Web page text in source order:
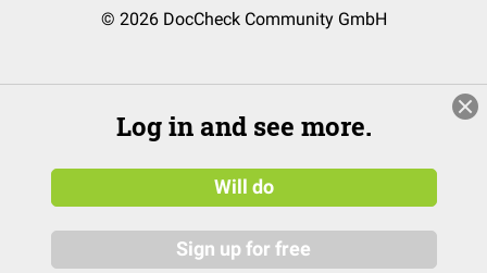
© 2026 DocCheck Community GmbH
Log in and see more.
Will do
Sign up for free